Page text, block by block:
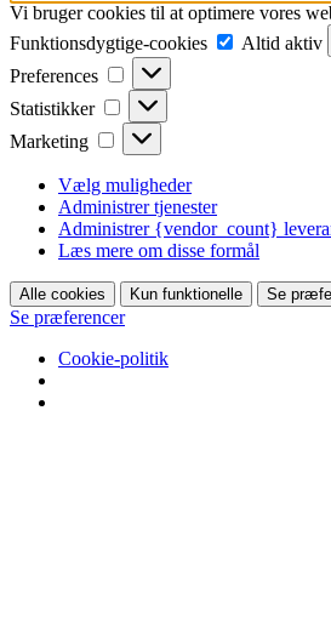
Vi bruger cookies til at optimere vores
Funktionsdygtige-cookies
cookies
Altid aktiv
Preferences
Preferences
Statistikker Statistikker
Marketing Marketing
Vælg muligheder
Administrer tjenester
Administrer {vendor_count}
Læs mere om disse formål
Alle cookies Kun funktionelle Se
Se præferencer
Cookie-politik